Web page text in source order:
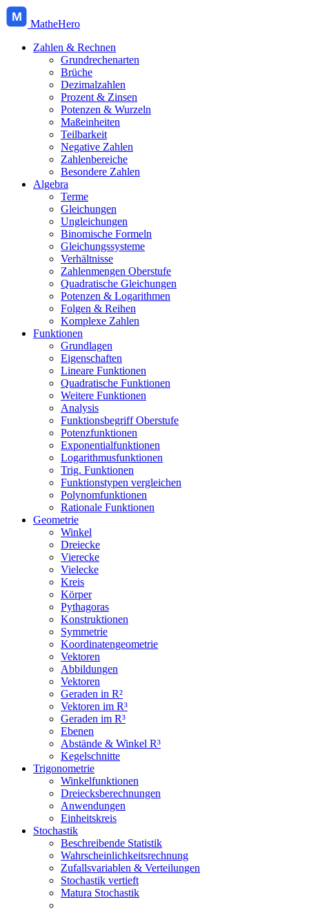
M
MatheHero
Zahlen & Rechnen
Grundrechenarten
Brüche
Dezimalzahlen
Prozent & Zinsen
Potenzen & Wurzeln
Maßeinheiten
Teilbarkeit
Negative Zahlen
Zahlenbereiche
Besondere Zahlen
Algebra
Terme
Gleichungen
Ungleichungen
Binomische Formeln
Gleichungssysteme
Verhältnisse
Zahlenmengen Oberstufe
Quadratische Gleichungen
Potenzen & Logarithmen
Folgen & Reihen
Komplexe Zahlen
Funktionen
Grundlagen
Eigenschaften
Lineare Funktionen
Quadratische Funktionen
Weitere Funktionen
Analysis
Funktionsbegriff Oberstufe
Potenzfunktionen
Exponentialfunktionen
Logarithmusfunktionen
Trig. Funktionen
Funktionstypen vergleichen
Polynomfunktionen
Rationale Funktionen
Geometrie
Winkel
Dreiecke
Vierecke
Vielecke
Kreis
Körper
Pythagoras
Konstruktionen
Symmetrie
Koordinatengeometrie
Vektoren
Abbildungen
Vektoren
Geraden in R²
Vektoren im R³
Geraden im R³
Ebenen
Abstände & Winkel R³
Kegelschnitte
Trigonometrie
Winkelfunktionen
Dreiecksberechnungen
Anwendungen
Einheitskreis
Stochastik
Beschreibende Statistik
Wahrscheinlichkeitsrechnung
Zufallsvariablen & Verteilungen
Stochastik vertieft
Matura Stochastik